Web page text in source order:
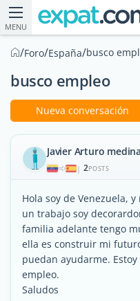
MENU
/Foro/España/busco
busco empleo
Nueva conversación
Javier Arturo
| 2POSTS
Hola soy de Venezuela,
un trabajo soy
familia adelante tengo
ella es construir mi
puedan ayudarme.
empleo.
Saludos